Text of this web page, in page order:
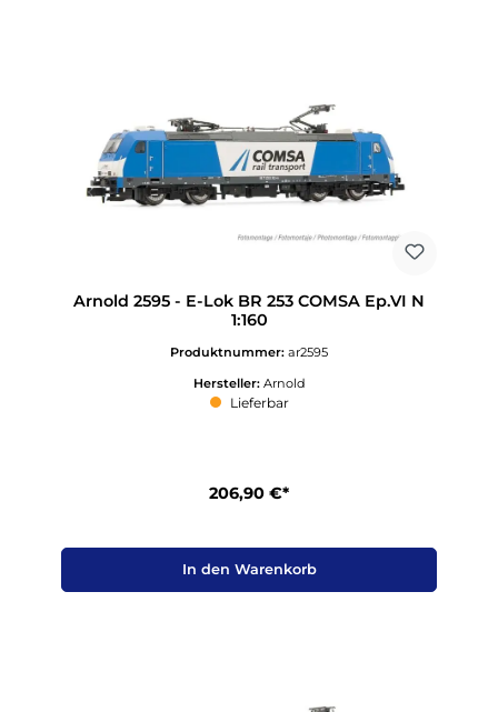
Arnold 2595 - E-Lok BR 253 COMSA Ep.VI N
1:160
Produktnummer: ar2595
Hersteller: Arnold
Lieferbar
206,90 €*
In den Warenkorb